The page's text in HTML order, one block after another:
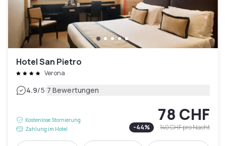
Hotel San Pietro
Verona
4.9/5|7 Bewertungen
Kostenlose Stornierung
Zahlung im Hotel
78 CHF
-44% 140 CHFpro Nacht